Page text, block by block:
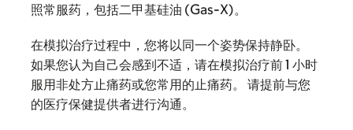
照常服药，包括二甲基硅油 (Gas-X)。
在模拟治疗过程中，您将以同一个姿势保持静卧。
如果您认为自己会感到不适，请在模拟治疗前 1 小时
服用非处方止痛药或您常用的止痛药。 请提前与您
的医疗保健提供者进行沟通。